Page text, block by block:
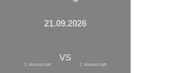
21.09.2026
1. Mannschaft
vs
2. Mannschaft